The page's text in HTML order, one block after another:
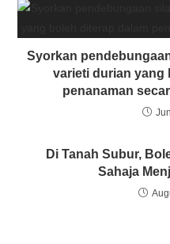
Syorkan
varieti durian yang
penanaman
Di Tanah Subur,
Sahaja